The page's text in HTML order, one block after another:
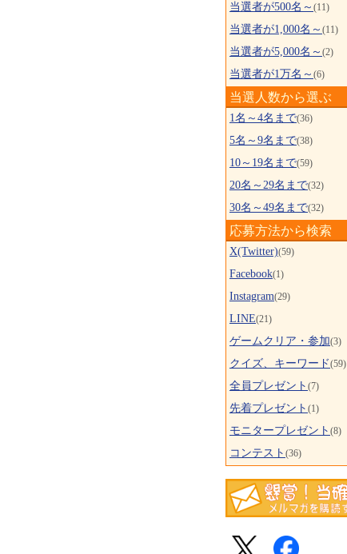
当選者が500名～ (11)
当選者が1,000名～ (11)
当選者が5,000名～ (2)
当選者が1万名～ (6)
当選人数から選ぶ
1名～4名まで(36)
5名～9名まで(38)
10～19名まで(59)
20名～29名まで(32)
30名～49名まで(32)
応募方法から検索
X(Twitter)(59)
Facebook(1)
Instagram(29)
LINE(21)
ゲームクリア・参加(3)
クイズ、キーワード(59)
全員プレゼント (7)
先着プレゼント (1)
モニタープレゼント (8)
コンテスト (36)